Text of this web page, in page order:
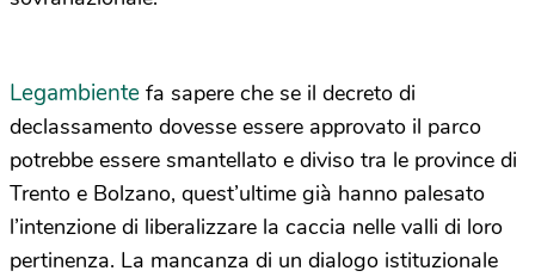
Legambiente fa sapere che se il decreto di
declassamento dovesse essere approvato il parco
potrebbe essere smantellato e diviso tra le province di
Trento e Bolzano, quest’ultime già hanno palesato
l’intenzione di liberalizzare la caccia nelle valli di loro
pertinenza. La mancanza di un dialogo istituzionale